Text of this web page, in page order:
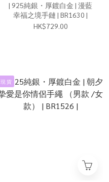
| 925純銀・厚鍍白金 | 漫藍
幸福之境手鏈 | BR1630 |
HK$729.00
現 貨